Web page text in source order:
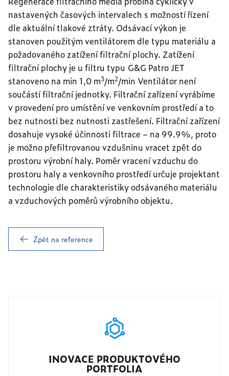
nastavených časových intervalech s možností řízení
dle aktuální tlakové ztráty. Odsávací výkon je
stanoven použitým ventilátorem dle typu materiálu a
požadovaného zatížení filtrační plochy. Zatížení
filtrační plochy je u filtru typu G&G Patro JET
stanoveno na min 1,0 m3/m2/min Ventilátor není
součástí filtrační jednotky. Filtrační zařízení vyrábíme
v provedení pro umístění ve venkovním prostředí a to
bez nutnosti bez nutnosti zastřešení. Filtrační zařízení
dosahuje vysoké účinnosti filtrace – na 99.9%, proto
je možno přefiltrovanou vzdušninu vracet zpět do
prostoru výrobní haly. Poměr vracení vzduchu do
prostoru haly a venkovního prostředí určuje projektant
technologie dle charakteristiky odsávaného materiálu
a vzduchových poměrů výrobního objektu.
Zpět na reference
INOVACE PRODUKTOVÉHO
PORTFOLIA